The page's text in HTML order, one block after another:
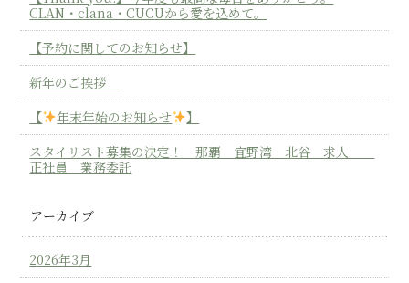
CLAN・clana・CUCUから愛を込めて。
【予約に関してのお知らせ】
新年のご挨拶
【
年末年始のお知らせ
】
スタイリスト募集の決定！ 那覇 宜野湾 北谷 求人
正社員 業務委託
アーカイブ
2026年3月